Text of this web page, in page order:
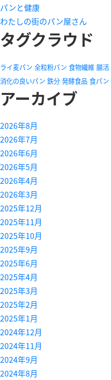
パンと健康
わたしの街のパン屋さん
タグクラウド
ライ麦パン 全粒粉パン 食物繊維 腸活
消化の良いパン 鉄分 発酵食品 食パン
アーカイブ
2026年8月
2026年7月
2026年6月
2026年5月
2026年4月
2026年3月
2025年12月
2025年11月
2025年10月
2025年9月
2025年6月
2025年4月
2025年3月
2025年2月
2025年1月
2024年12月
2024年11月
2024年9月
2024年8月